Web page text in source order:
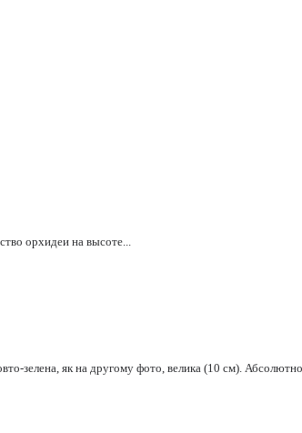
орхидеи на высоте...
зелена, як на другому фото, велика (10 см).